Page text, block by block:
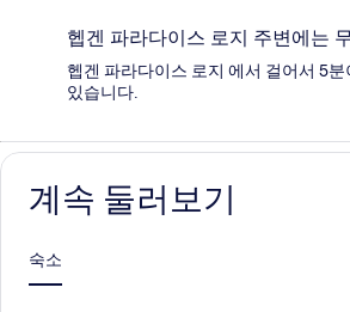
헵겐 파라다이스 로지 주변에는
헵겐 파라다이스 로지 에서 걸어서 5
있습니다.
계속 둘러보기
숙소